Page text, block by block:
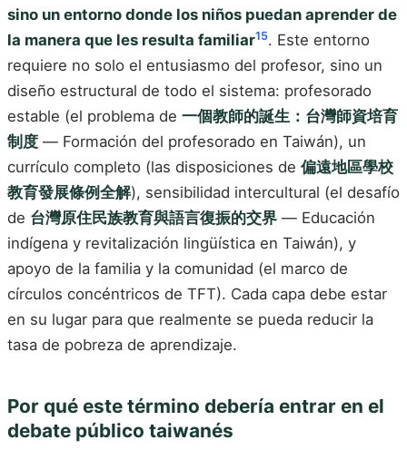
sino un entorno donde los niños puedan aprender de
la manera que les resulta familiar15. Este entorno
requiere no solo el entusiasmo del profesor, sino un
diseño estructural de todo el sistema: profesorado
estable (el problema de 一個教師的誕生：台灣師資培育
制度 — Formación del profesorado en Taiwán), un
currículo completo (las disposiciones de 偏遠地區學校
教育發展條例全解), sensibilidad intercultural (el desafío
de 台灣原住民族教育與語言復振的交界 — Educación
indígena y revitalización lingüística en Taiwán), y
apoyo de la familia y la comunidad (el marco de
círculos concéntricos de TFT). Cada capa debe estar
en su lugar para que realmente se pueda reducir la
tasa de pobreza de aprendizaje.
Por qué este término debería entrar en el
debate público taiwanés